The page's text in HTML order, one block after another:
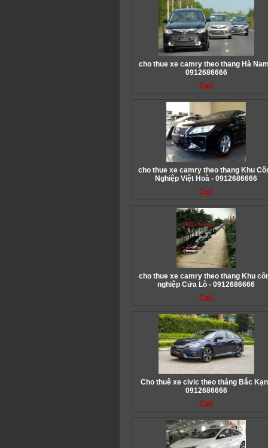
cho thue xe camry theo thang Hà
0912686666
Call
cho thue xe camry theo thang Khu
Nghiệp Việt Hoà - 0912686666
Call
cho thue xe camry theo thang Khu
nghiệp Cửa Lò - 0912686666
Call
Cho thuê xe civic theo tháng Bắc
0912686666
Call